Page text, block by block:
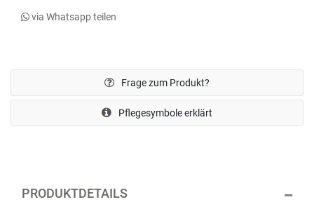
via Whatsapp teilen
Frage zum Produkt?
Pflegesymbole erklärt
PRODUKTDETAILS